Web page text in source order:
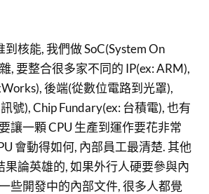
核能, 我們做 SoC(System On
, 要整合很多家不同的 IP(ex: ARM),
後端(從數位電路到光罩),
號), Chip Fundary(ex: 台積電), 也有
讓一顆 CPU 生產到運作要花非常
會動得如何, 內部員工最清楚. 其他
果論英雄的, 如果外行人硬要參與內
些開發中的內部文件, 很多人都覺